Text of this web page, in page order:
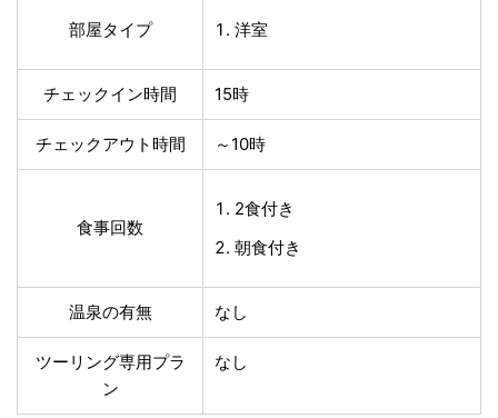
部屋タイプ 洋室
チェックイン時間 15時
チェックアウト時間 ～10時
食事回数
2食付き
朝食付き
温泉の有無 なし
ツーリング専用プラ
ン
なし